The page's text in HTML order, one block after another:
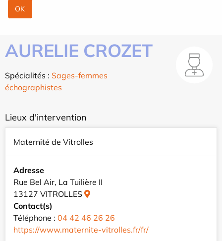
AURELIE CROZET
Spécialités : Sages-femmes
échographistes
Lieux d'intervention
Maternité de Vitrolles
Adresse
Rue Bel Air, La Tuilière II
13127 VITROLLES
Contact(s)
Téléphone : 04 42 46 26 26
https://www.maternite-vitrolles.fr/fr/